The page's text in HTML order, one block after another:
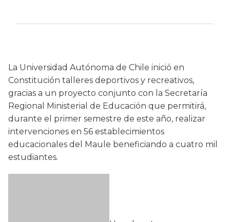
La Universidad Autónoma de Chile inició en
Constitución talleres deportivos y recreativos,
gracias a un proyecto conjunto con la Secretaría
Regional Ministerial de Educación que permitirá,
durante el primer semestre de este año, realizar
intervenciones en 56 establecimientos
educacionales del Maule beneficiando a cuatro mil
estudiantes.